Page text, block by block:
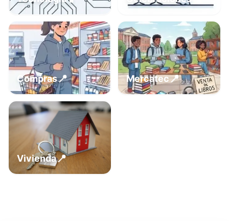
Compras📍 Mercatec📍
Vivienda📍